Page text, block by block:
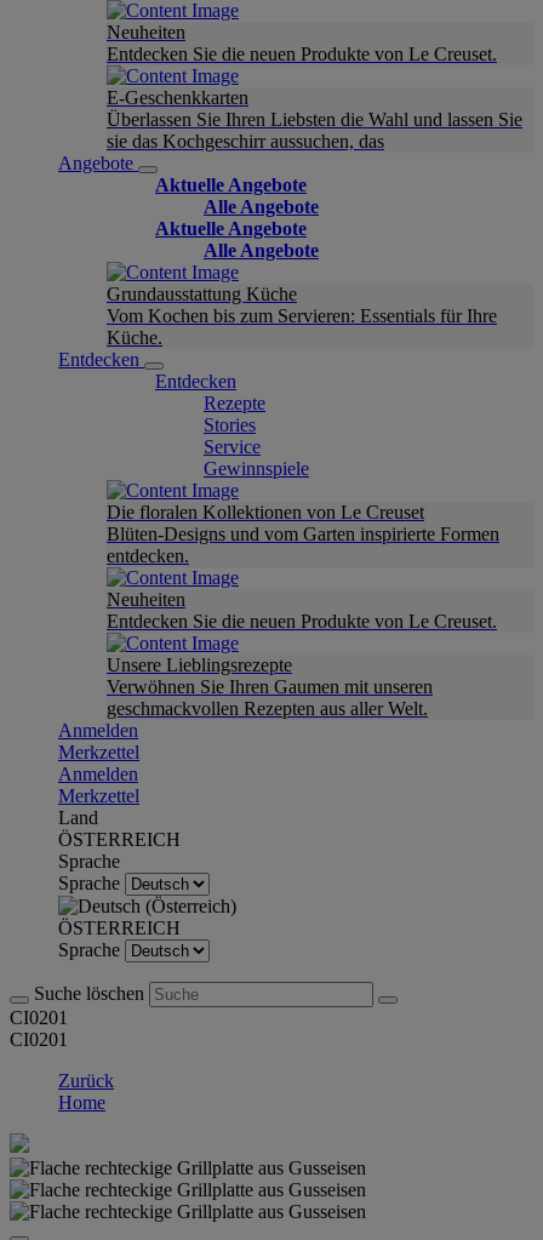
Neuheiten
Entdecken Sie die neuen Produkte von Le Creuset.
E-Geschenkkarten
Überlassen Sie Ihren Liebsten die Wahl und lassen Sie
sie das Kochgeschirr aussuchen, das
Angebote
Aktuelle Angebote
Alle Angebote
Aktuelle Angebote
Alle Angebote
Grundausstattung Küche
Vom Kochen bis zum Servieren: Essentials für Ihre
Küche.
Entdecken
Entdecken
Rezepte
Stories
Service
Gewinnspiele
Die floralen Kollektionen von Le Creuset
Blüten-Designs und vom Garten inspirierte Formen
entdecken.
Neuheiten
Entdecken Sie die neuen Produkte von Le Creuset.
Unsere Lieblingsrezepte
Verwöhnen Sie Ihren Gaumen mit unseren
geschmackvollen Rezepten aus aller Welt.
Anmelden
Merkzettel
Anmelden
Merkzettel
Land
ÖSTERREICH
Sprache
Sprache
ÖSTERREICH
Sprache
Suche löschen
CI0201
CI0201
Zurück
Home